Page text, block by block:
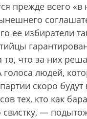
прежде всего «в
ее избиратели
то, что за них
людей,
скоро будут
тех, кто как
свистку, —